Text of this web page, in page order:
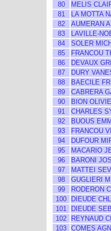
80
MELIS
81
LA MOTTA
82
AUMERAN
83
LAVILLE-
84
SOLER
85
FRANCOU
86
DEVAUX
87
DURY
88
BAECILE
89
CABRERA
90
BION
91
CHARLES
92
BUOUS
93
FRANCOU
94
DUFOUR
95
MACARIO
96
BARONI
97
MATTEI
98
GUGLIERI
99
RODERON
100
DIEUDE
101
DIEUDE
102
REYNAUD
103 COMES